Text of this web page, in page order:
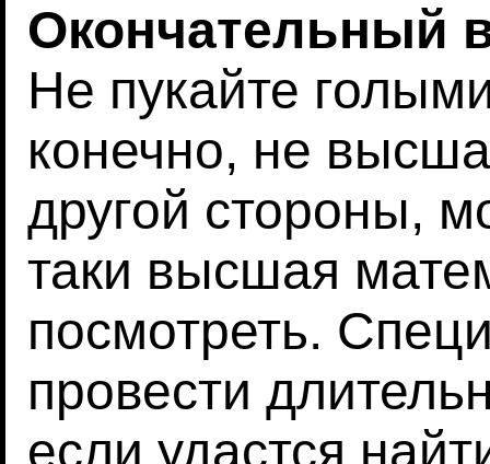
Окончательный
Не пукайте
конечно, не
другой стороны,
таки высшая
посмотреть.
провести
если удастся